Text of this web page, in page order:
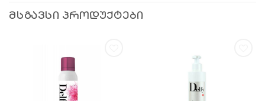
ᲛᲡᲒᲐᲕᲡᲘ ᲞᲠᲝᲓᲣᲥᲢᲔᲑᲘ
სურვილების
დამატება
სურვილების
დამატება